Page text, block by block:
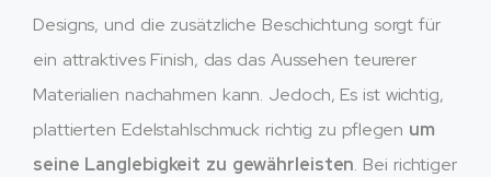
Designs, und die zusätzliche Beschichtung sorgt für
ein attraktives Finish, das das Aussehen teurerer
Materialien nachahmen kann. Jedoch, Es ist wichtig,
plattierten Edelstahlschmuck richtig zu pflegen um
seine Langlebigkeit zu gewährleisten. Bei richtiger